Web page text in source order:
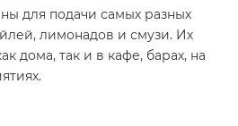
для подачи самых разных
лимонадов и смузи. Их
дома, так и в кафе, барах, на